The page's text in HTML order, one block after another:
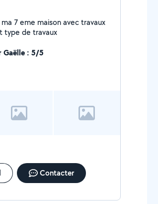
7 eme maison avec travaux
type de travaux
Gaëlle : 5/5
Contacter